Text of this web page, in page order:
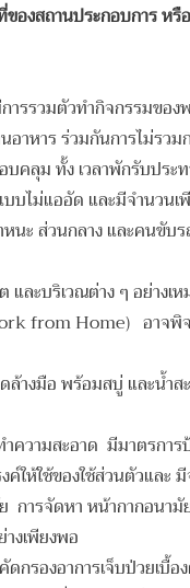
ของสถานประกอบการ หรื
ารรวมตัวทำกิจกรรมขอ
าหาร ร่วมกันการไม่รว
คลุม ทั้ง เวลาพักรับประ
บไม่แออัด และมีจำนวนเ
นะ ส่วนกลาง และคนขับ
และบริเวณต่าง ๆ อย่างเ
from Home) อาจพิ
างมือ พร้อมสบู่ และน้ำส
วามสะอาด มีมาตรการ
ให้ใช้ของใช้ส่วนตัวและ
ารจัดหา หน้ากากอนามั
งเพียงพอ
รองอาการเจ็บป่วยเบื้อ